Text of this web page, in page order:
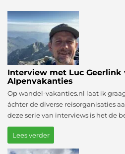
Interview met Luc Geerlink
Alpenvakanties
Op wandel-vakanties.nl laat ik
áchter de diverse reisorganisaties
deze serie van interviews is het de
Lees verder